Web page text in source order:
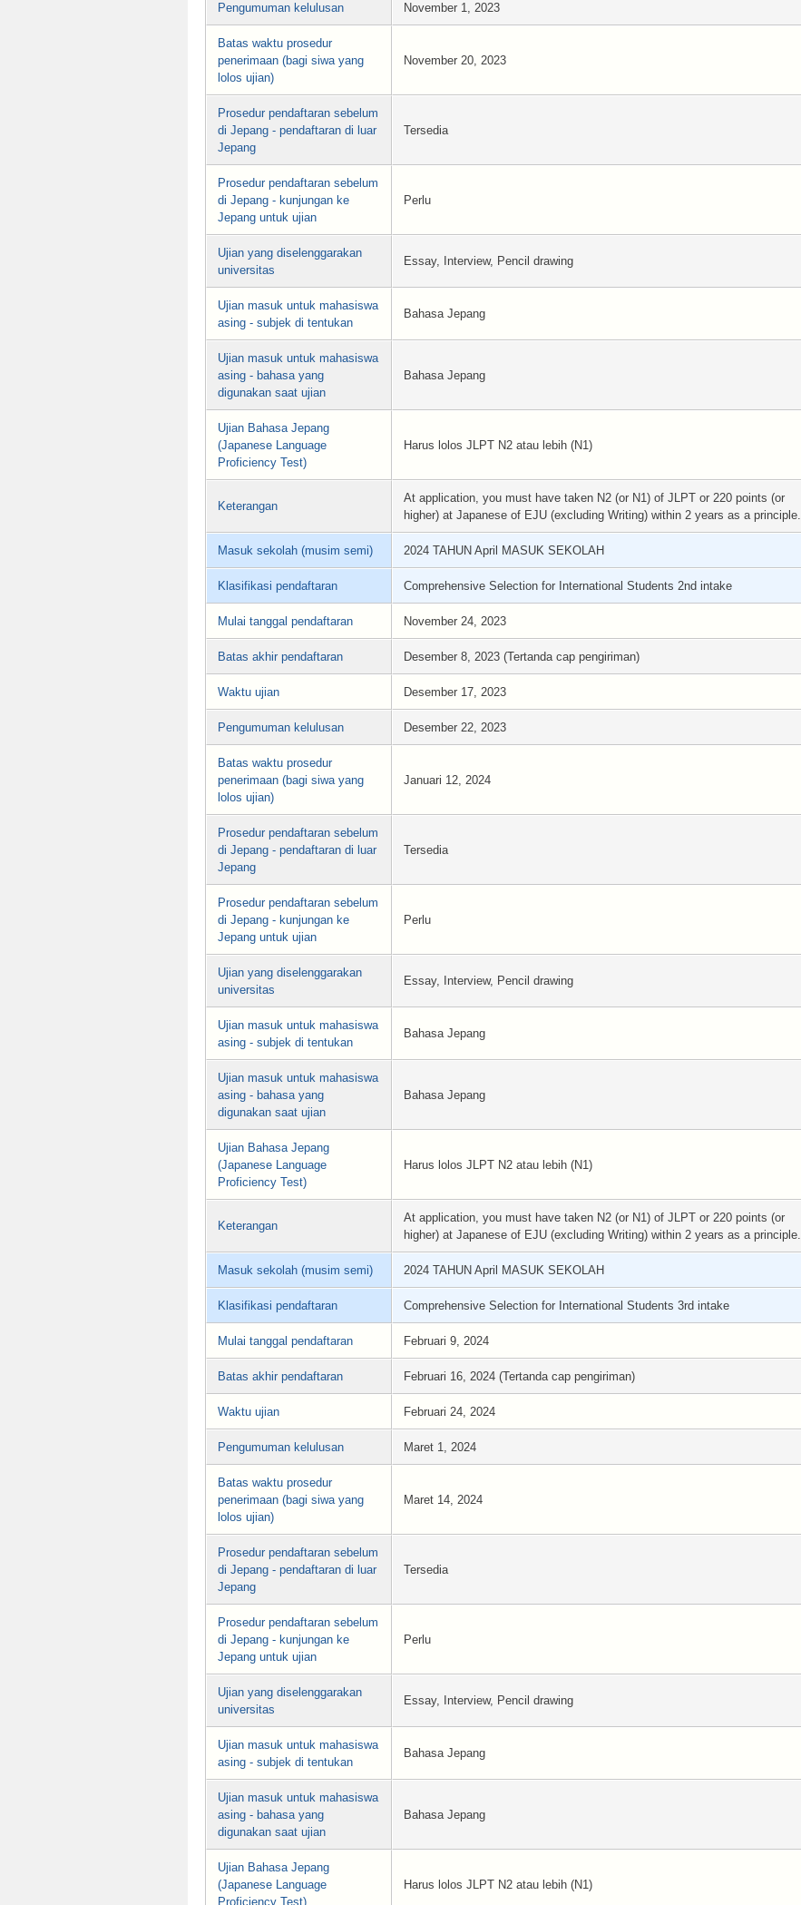
Pengumuman kelulusan November 1, 2023
Batas waktu prosedur
penerimaan (bagi siwa yang
lolos ujian)
November 20, 2023
Prosedur pendaftaran sebelum
di Jepang - pendaftaran di luar
Jepang
Tersedia
Prosedur pendaftaran sebelum
di Jepang - kunjungan ke
Jepang untuk ujian
Perlu
Ujian yang diselenggarakan
universitas
Essay, Interview, Pencil drawing
Ujian masuk untuk mahasiswa
asing - subjek di tentukan
Bahasa Jepang
Ujian masuk untuk mahasiswa
asing - bahasa yang
digunakan saat ujian
Bahasa Jepang
Ujian Bahasa Jepang
(Japanese Language
Proficiency Test)
Harus lolos JLPT N2 atau lebih (N1)
Keterangan
At application, you must have taken N2 (or N1) of JLPT or 220 points (or
higher) at Japanese of EJU (excluding Writing) within 2 years as a principle.
Masuk sekolah (musim semi) 2024 TAHUN April MASUK SEKOLAH
Klasifikasi pendaftaran Comprehensive Selection for International Students 2nd intake
Mulai tanggal pendaftaran November 24, 2023
Batas akhir pendaftaran Desember 8, 2023 (Tertanda cap pengiriman)
Waktu ujian Desember 17, 2023
Pengumuman kelulusan Desember 22, 2023
Batas waktu prosedur
penerimaan (bagi siwa yang
lolos ujian)
Januari 12, 2024
Prosedur pendaftaran sebelum
di Jepang - pendaftaran di luar
Jepang
Tersedia
Prosedur pendaftaran sebelum
di Jepang - kunjungan ke
Jepang untuk ujian
Perlu
Ujian yang diselenggarakan
universitas
Essay, Interview, Pencil drawing
Ujian masuk untuk mahasiswa
asing - subjek di tentukan
Bahasa Jepang
Ujian masuk untuk mahasiswa
asing - bahasa yang
digunakan saat ujian
Bahasa Jepang
Ujian Bahasa Jepang
(Japanese Language
Proficiency Test)
Harus lolos JLPT N2 atau lebih (N1)
Keterangan
At application, you must have taken N2 (or N1) of JLPT or 220 points (or
higher) at Japanese of EJU (excluding Writing) within 2 years as a principle.
Masuk sekolah (musim semi) 2024 TAHUN April MASUK SEKOLAH
Klasifikasi pendaftaran Comprehensive Selection for International Students 3rd intake
Mulai tanggal pendaftaran Februari 9, 2024
Batas akhir pendaftaran Februari 16, 2024 (Tertanda cap pengiriman)
Waktu ujian Februari 24, 2024
Pengumuman kelulusan Maret 1, 2024
Batas waktu prosedur
penerimaan (bagi siwa yang
lolos ujian)
Maret 14, 2024
Prosedur pendaftaran sebelum
di Jepang - pendaftaran di luar
Jepang
Tersedia
Prosedur pendaftaran sebelum
di Jepang - kunjungan ke
Jepang untuk ujian
Perlu
Ujian yang diselenggarakan
universitas
Essay, Interview, Pencil drawing
Ujian masuk untuk mahasiswa
asing - subjek di tentukan
Bahasa Jepang
Ujian masuk untuk mahasiswa
asing - bahasa yang
digunakan saat ujian
Bahasa Jepang
Ujian Bahasa Jepang
(Japanese Language
Proficiency Test)
Harus lolos JLPT N2 atau lebih (N1)